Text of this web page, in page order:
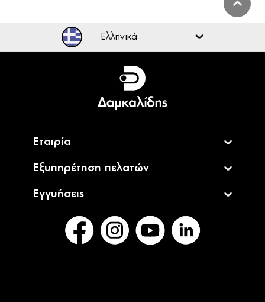
Ελληνικά
Ελληνικά
English
Εταιρία
Εξυπηρέτηση πελατών
Εγγυήσεις